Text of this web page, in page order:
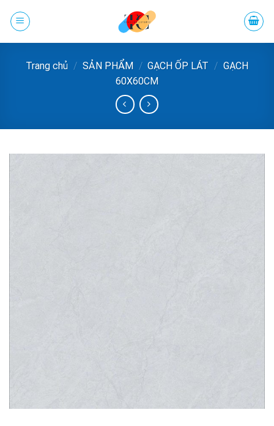
đến
Trang chủ / SẢN PHẨM / GẠCH ỐP LÁT / GẠCH
60X60CM